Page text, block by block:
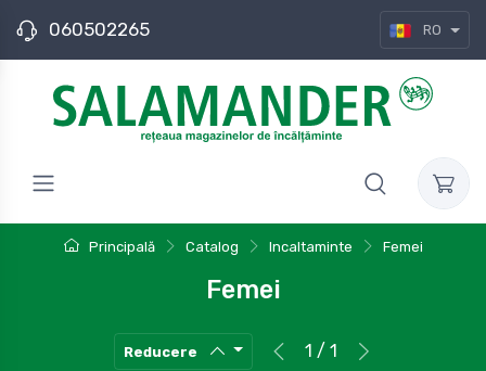
060502265 RO
Principală Catalog Incaltaminte Femei
Femei
Reducere 1 / 1